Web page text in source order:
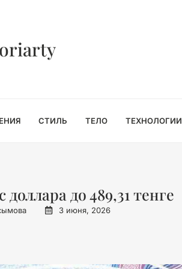
СТИЛЬ ТЕЛО ТЕХНОЛОГИИ
доллара до 489,31 тенге
3 июня, 2026